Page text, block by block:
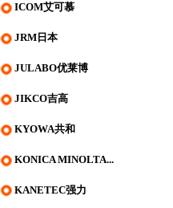
ICOM艾可慕
JRM日本
JULABO优莱博
JIKCO吉高
KYOWA共和
KONICA MINOLTA...
KANETEC强力